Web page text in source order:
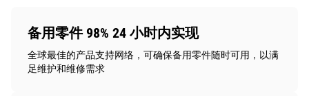
备用零件 98% 24 小时内实现
全球最佳的产品支持网络，可确保备用零件随时可用，以满
足维护和维修需求